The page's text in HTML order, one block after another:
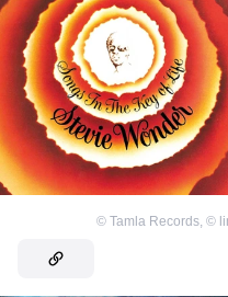
© Tamla Records, ©